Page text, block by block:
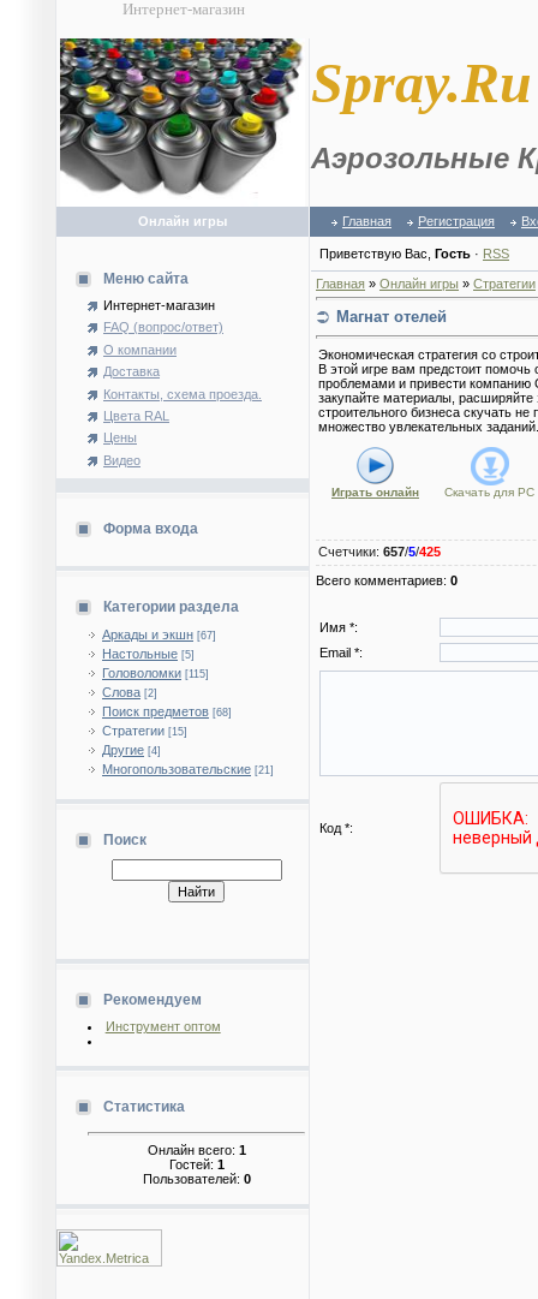
Интернет-магазин
Spray.Ru
Аэрозольные
Онлайн игры Главная Регистрация
Меню сайта
Интернет-магазин
FAQ (вопрос/ответ)
О компании
Доставка
Контакты, схема проезда.
Цвета RAL
Цены
Видео
Форма входа
Категории раздела
Аркады и экшн [67]
Настольные [5]
Головоломки [115]
Слова [2]
Поиск предметов [68]
Стратегии [15]
Другие [4]
Многопользовательские [21]
Поиск
Рекомендуем
Инструмент оптом
Статистика
Онлайн всего: 1
Гостей: 1
Пользователей: 0
Приветствую Вас Гость · RSS
Главная » Онлайн игры » Стратегии
Магнат отелей
Экономическая стратегия со
В этой игре вам предстоит
проблемами и привести компанию
закупайте материалы,
строительного бизнеса скучать
множество увлекательных заданий.
Играть онлайн Скачать для PC
Счетчики: 657/5/425
Всего комментариев: 0
Имя *:
Email *:
Код *: